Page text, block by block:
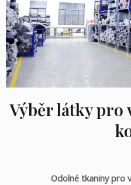
Výběr látky pro
Odolné tkaniny pro